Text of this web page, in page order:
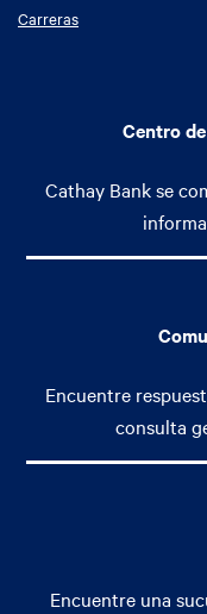
Carreras
Centro
Cathay Bank se
Encuentre
consulta
Encuentre una